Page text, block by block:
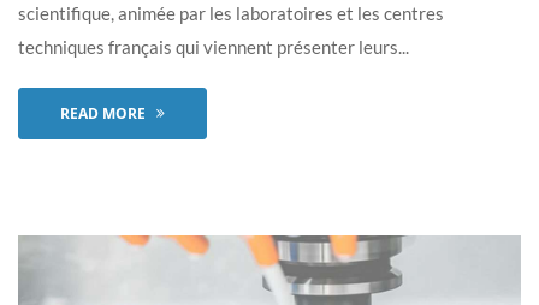
scientifique, animée par les laboratoires et les centres
techniques français qui viennent présenter leurs...
READ MORE